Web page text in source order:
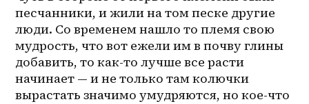
песчанники, и жили на том песке другие
люди. Со временем нашло то племя свою
мудрость, что вот ежели им в почву глины
добавить, то как-то лучше все расти
начинает — и не только там колючки
вырастать значимо умудряются, но кое-что